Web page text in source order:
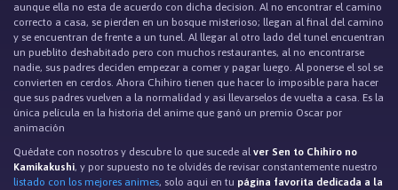
aunque ella no esta de acuerdo con dicha decision. Al no encontrar el camino
correcto a casa, se pierden en un bosque misterioso; llegan al final del camino
y se encuentran de frente a un tunel. Al llegar al otro lado del tunel encuentran
un pueblito deshabitado pero con muchos restaurantes, al no encontrarse
nadie, sus padres deciden empezar a comer y pagar luego. Al ponerse el sol se
convierten en cerdos. Ahora Chihiro tienen que hacer lo imposible para hacer
que sus padres vuelven a la normalidad y asi llevarselos de vuelta a casa. Es la
única película en la historia del anime que ganó un premio Oscar por
animación
Quédate con nosotros y descubre lo que sucede alver Sen to Chihiro no
Kamikakushi, y por supuesto no te olvidés de revisar constantemente nuestro
listado con los mejores animes, solo aqui en tu página favorita dedicada a la